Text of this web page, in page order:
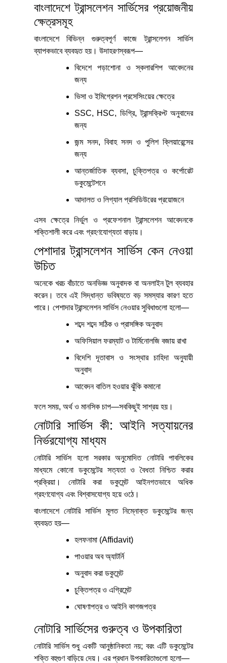
বাংলাদেশে ট্রান্সলেশন সার্ভিসের প্রয়োজনীয়
ক্ষেত্রসমূহ
বাংলাদেশে বিভিন্ন গুরুত্বপূর্ণ কাজে ট্রান্সলেশন সার্ভিস
ব্যাপকভাবে ব্যবহৃত হয়। উদাহরণস্বরূপ—
বিদেশে পড়াশোনা ও স্কলারশিপ আবেদনের
জন্য
ভিসা ও ইমিগ্রেশন প্রসেসিংয়ের ক্ষেত্রে
SSC, HSC, ডিগ্রি, ট্রান্সক্রিপ্ট অনুবাদের
জন্য
জন্ম সনদ, বিবাহ সনদ ও পুলিশ ক্লিয়ারেন্সের
জন্য
আন্তর্জাতিক ব্যবসা, চুক্তিপত্র ও কর্পোরেট
ডকুমেন্টেশনে
আদালত ও লিগ্যাল প্রসিডিউরের প্রয়োজনে
এসব ক্ষেত্রে নির্ভুল ও প্রফেশনাল ট্রান্সলেশন আবেদনকে
শক্তিশালী করে এবং গ্রহণযোগ্যতা বাড়ায়।
পেশাদার ট্রান্সলেশন সার্ভিস কেন নেওয়া
উচিত
অনেকে খরচ বাঁচাতে অনভিজ্ঞ অনুবাদক বা অনলাইন টুল ব্যবহার
করেন। তবে এই সিদ্ধান্ত ভবিষ্যতে বড় সমস্যার কারণ হতে
পারে। পেশাদার ট্রান্সলেশন সার্ভিস নেওয়ার সুবিধাগুলো হলো—
শব্দে শব্দে সঠিক ও প্রাসঙ্গিক অনুবাদ
অফিসিয়াল ফরম্যাট ও টার্মিনোলজি বজায় রাখা
বিদেশি দূতাবাস ও সংস্থার চাহিদা অনুযায়ী
অনুবাদ
আবেদন বাতিল হওয়ার ঝুঁকি কমানো
ফলে সময়, অর্থ ও মানসিক চাপ—সবকিছুই সাশ্রয় হয়।
নোটারি সার্ভিস কী: আইনি সত্যায়নের
নির্ভরযোগ্য মাধ্যম
নোটারি সার্ভিস হলো সরকার অনুমোদিত নোটারি পাবলিকের
মাধ্যমে কোনো ডকুমেন্টের সত্যতা ও বৈধতা নিশ্চিত করার
প্রক্রিয়া। নোটারি করা ডকুমেন্ট আইনগতভাবে অধিক
গ্রহণযোগ্য এবং বিশ্বাসযোগ্য হয়ে ওঠে।
বাংলাদেশে নোটারি সার্ভিস মূলত নিম্নোক্ত ডকুমেন্টের জন্য
ব্যবহৃত হয়—
হলফনামা (Affidavit)
পাওয়ার অব অ্যাটর্নি
অনুবাদ করা ডকুমেন্ট
চুক্তিপত্র ও এগ্রিমেন্ট
ঘোষণাপত্র ও আইনি কাগজপত্র
নোটারি সার্ভিসের গুরুত্ব ও উপকারিতা
নোটারি সার্ভিস শুধু একটি আনুষ্ঠানিকতা নয়; বরং এটি ডকুমেন্টের
শক্তি বহুগুণ বাড়িয়ে দেয়। এর প্রধান উপকারিতাগুলো হলো—